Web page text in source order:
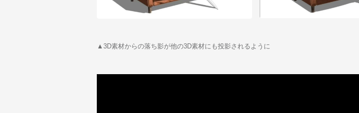
▲3D素材からの落ち影が他の3D素材にも投影されるように